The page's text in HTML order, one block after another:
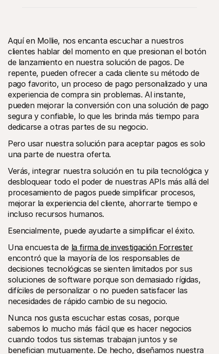
Recursos técnicos
Portal para desarrolladores
Descubre recursos para desarrolladores y actualizaciones
Biblioteca
Integra Mollie con bibliotecas listas para usar
Comunidad Discord
Únete a nuestra comunidad de desarrolladores
Sobre Mollie
Precios
Consultar nuestros precios
Sobre nosotros
historia y valores
Noticias
Leer las últimas noticias de Mollie
Vacantes
¡Trabaja con nosotros!
Mira
Contacto
Por qué Mollie está en tu extracto bancario
Contactar equipo de atención al cliente
Contactar equipo de ventas
Descubre cómo podemos ayudar a tu empresa
Aquí en Mollie, nos encanta escuchar a nuestros
clientes hablar del momento en que presionan el botón
de lanzamiento en nuestra solución de pagos. De
repente, pueden ofrecer a cada cliente su método de
pago favorito, un proceso de pago personalizado y una
experiencia de compra sin problemas. Al instante,
pueden mejorar la conversión con una solución de pago
segura y confiable, lo que les brinda más tiempo para
dedicarse a otras partes de su negocio.
Pero usar nuestra solución para aceptar pagos es solo
una parte de nuestra oferta.
Verás, integrar nuestra solución en tu pila tecnológica y
desbloquear todo el poder de nuestras APIs más allá del
procesamiento de pagos puede simplificar procesos,
mejorar la experiencia del cliente, ahorrarte tiempo e
incluso recursos humanos.
Esencialmente, puede ayudarte a simplificar el éxito.
Una encuesta de la firma de investigación Forrester
encontró que la mayoría de los responsables de
decisiones tecnológicas se sienten limitados por sus
soluciones de software porque son demasiado rígidas,
difíciles de personalizar o no pueden satisfacer las
necesidades de rápido cambio de su negocio.
Nunca nos gusta escuchar estas cosas, porque
sabemos lo mucho más fácil que es hacer negocios
cuando todos tus sistemas trabajan juntos y se
benefician mutuamente. De hecho, diseñamos nuestra